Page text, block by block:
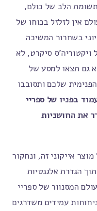
הלב של כולם,
אין לזלזל בכוחו של
בשחרור המשיכה
ויקטוריה'ס סיקרט, לא
גם תצאו למסע של
שלכם ותסובבו
בפניו של ספריי
את החושניות
אייקוני זה, ונחקור
הגדרת אלגנטיות
המסנוור של ספריי
עמידים משדרגים